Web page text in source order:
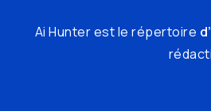
Ai Hunter est le répertoire